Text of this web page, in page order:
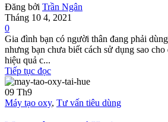
Đăng bởi Trần Ngân
Tháng 10 4, 2021
0
Gia đình bạn có người thân đang phải
nhưng bạn chưa biết cách sử dụng sao
hiệu quả c...
Tiếp tục đọc
09 Th9
Máy tạo oxy, Tư vấn tiêu dùng